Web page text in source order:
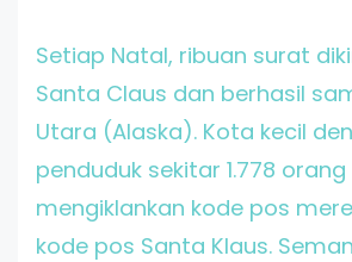
Setiap Natal, ribuan surat
Santa Claus dan berhasil
Utara (Alaska). Kota kecil
penduduk sekitar 1.778
mengiklankan kode pos
kode pos Santa Klaus.